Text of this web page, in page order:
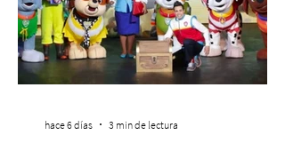
hace 6 días 3 min de lectura